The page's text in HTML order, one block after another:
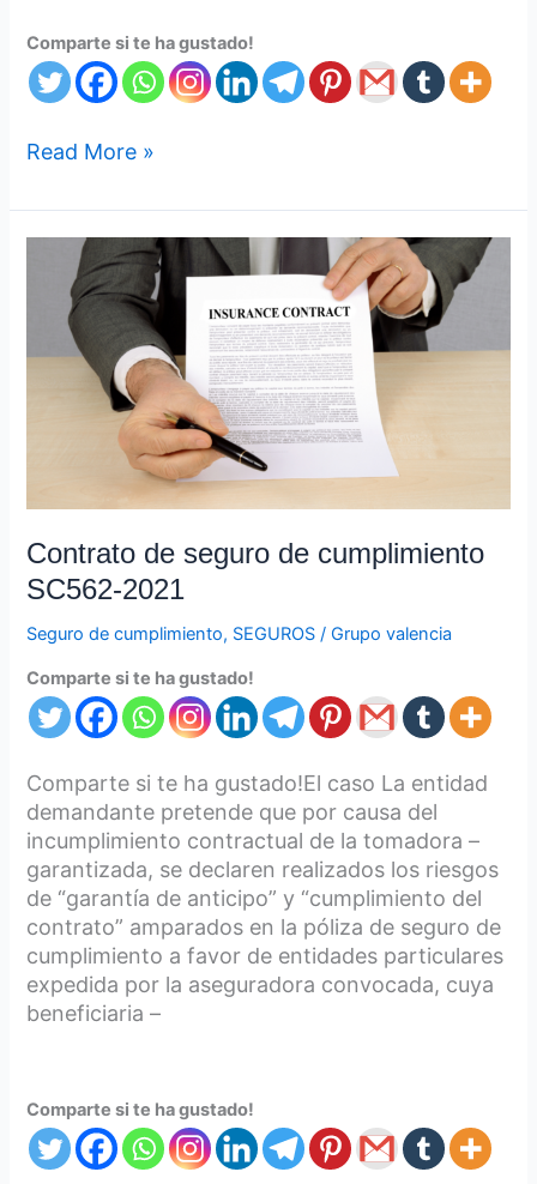
Comparte si te ha gustado!
Read More »
Contrato de seguro de cumplimiento
SC562-2021
Seguro de cumplimiento, SEGUROS /Grupo valencia
Comparte si te ha gustado!
Comparte si te ha gustado!El caso La entidad
demandante pretende que por causa del
incumplimiento contractual de la tomadora –
garantizada, se declaren realizados los riesgos
de “garantía de anticipo” y “cumplimiento del
contrato” amparados en la póliza de seguro de
cumplimiento a favor de entidades particulares
expedida por la aseguradora convocada, cuya
beneficiaria –
Comparte si te ha gustado!
Contrato
seguro
cumplimiento
SC562-